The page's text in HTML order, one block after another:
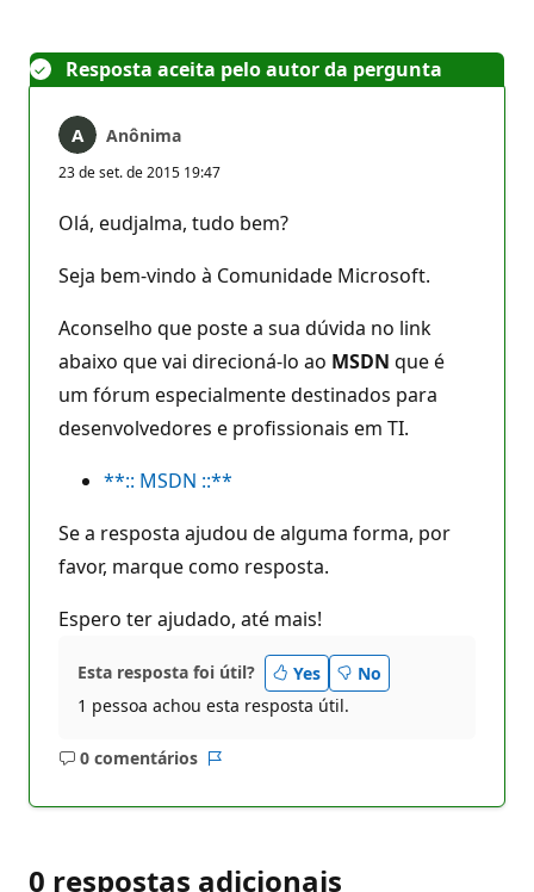
Resposta aceita pelo autor da pergunta
Anônima
23 de set. de 2015 19:47
Olá, eudjalma, tudo bem?
Seja bem-vindo à Comunidade Microsoft.
Aconselho que poste a sua dúvida no link
abaixo que vai direcioná-lo ao MSDN que é
um fórum especialmente destinados para
desenvolvedores e profissionais em TI.
**:: MSDN ::**
Se a resposta ajudou de alguma forma, por
favor, marque como resposta.
Espero ter ajudado, até mais!
Esta resposta foi útil? Yes
No
1 pessoa achou esta resposta útil.
0 comentários
Sem
0 respostas adicionais